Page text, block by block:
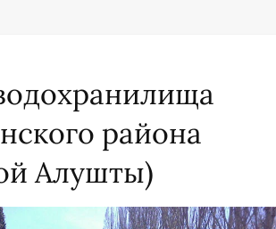
района
Алушты)